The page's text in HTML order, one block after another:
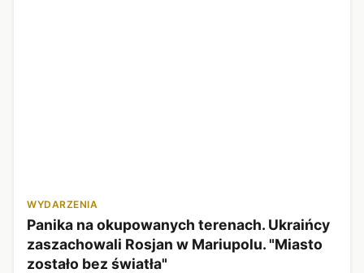
WYDARZENIA
Panika na okupowanych terenach. Ukraińcy
zaszachowali Rosjan w Mariupolu. "Miasto
zostało bez światła"